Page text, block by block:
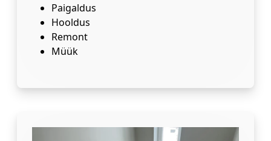
Paigaldus
Hooldus
Remont
Müük